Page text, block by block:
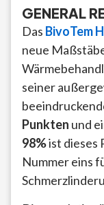
GENERAL
Das BivoTem
neue
seiner
Punkten und
98%ist dieses
Nummer eins